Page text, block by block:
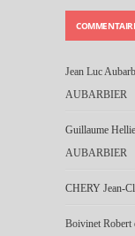
Jean Luc
AUBARBIER
Guillaume
AUBARBIER
CHERY Jean-
Boivinet Robert